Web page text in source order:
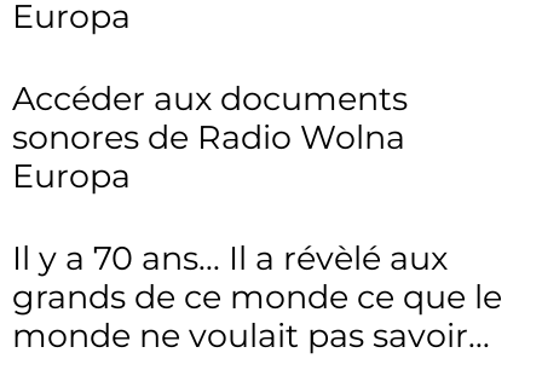
Europa
Accéder aux documents
sonores de Radio Wolna
Europa
Il y a 70 ans... Il a révèlé aux
grands de ce monde ce que le
monde ne voulait pas savoir...